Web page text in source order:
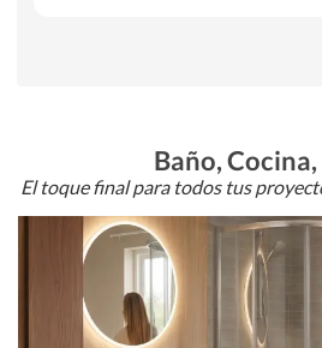
Baño,
El toque final para todos tus